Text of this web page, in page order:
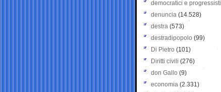
democratici e progressisti
denuncia (14.528)
destra (573)
destradipopolo (99)
Di Pietro (101)
Diritti civili (276)
don Gallo (9)
economia (2.331)